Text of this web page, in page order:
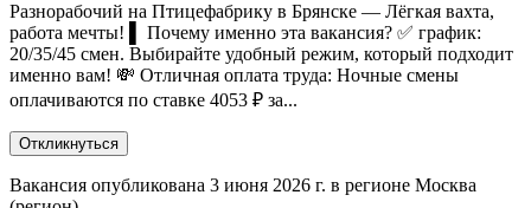
Разнорабочий на Птицефабрику в Брянске — Лёгкая вахта,
работа мечты! ▌ Почему именно эта вакансия? ✅ график:
20/35/45 смен. Выбирайте удобный режим, который подходит
именно вам! 💸 Отличная оплата труда: Ночные смены
оплачиваются по ставке 4053 ₽ за...
Откликнуться
Вакансия опубликована 3 июня 2026 г. в регионе Москва